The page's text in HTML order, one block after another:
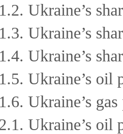
Ukraine’s
Ukraine’s
Ukraine’s
Ukraine’s
Ukraine’s
Ukraine’s